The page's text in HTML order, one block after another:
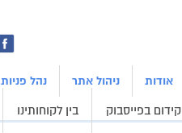
קידום בפייסבוק בין לקוחותינו
אודות ניהול אתר נהל פניות